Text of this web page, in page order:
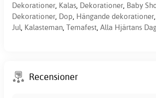
Dekorationer, Kalas, Dekorationer, Baby
Dekorationer, Dop, Hängande dekorationer,
Jul, Kalasteman, Temafest, Alla Hjärtans
Recensioner